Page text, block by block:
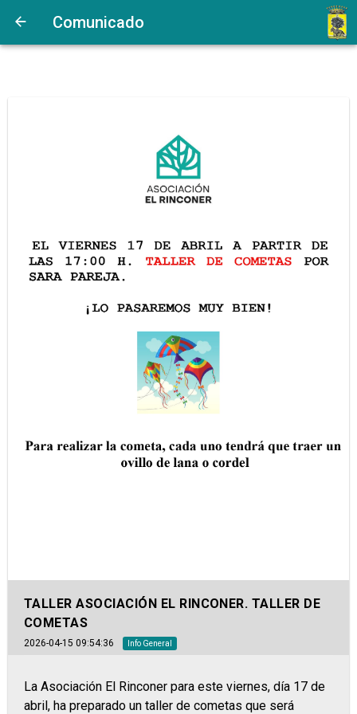
Comunicado
TALLER ASOCIACIÓN EL RINCONER. TALLER DE
COMETAS
2026-04-15 09:54:36 Info General
La Asociación El Rinconer para este viernes, día 17 de
abril, ha preparado un taller de cometas que será